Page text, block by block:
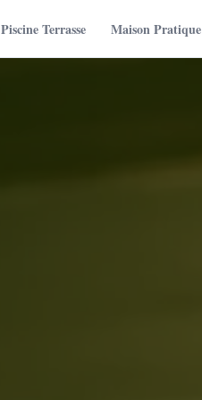
Piscine Terrasse Maison Pratique